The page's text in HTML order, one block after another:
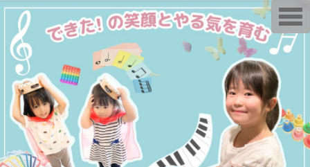
T
o
g
g
l
g
a
t